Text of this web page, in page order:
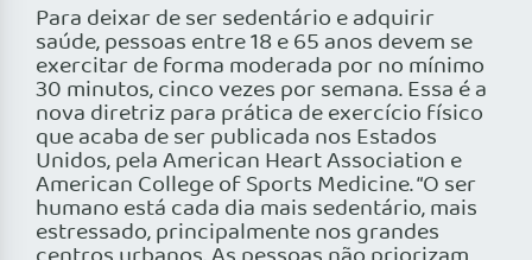
Para deixar de ser sedentário e adquirir
saúde, pessoas entre 18 e 65 anos devem se
exercitar de forma moderada por no mínimo
30 minutos, cinco vezes por semana. Essa é a
nova diretriz para prática de exercício físico
que acaba de ser publicada nos Estados
Unidos, pela American Heart Association e
American College of Sports Medicine. “O ser
humano está cada dia mais sedentário, mais
estressado, principalmente nos grandes